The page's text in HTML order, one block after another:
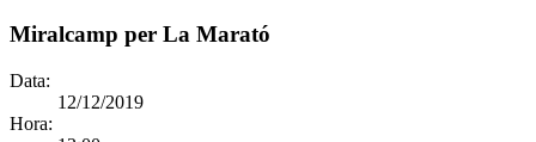
Miralcamp per La Marató
Data:
12/12/2019
Hora: